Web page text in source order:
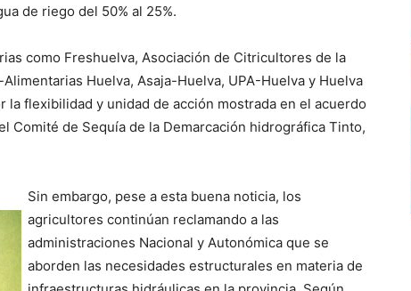
de riego del 50% al 25%.
como Freshuelva, Asociación de Citricultores de la
Huelva, Asaja-Huelva, UPA-Huelva y Huelva
la flexibilidad y unidad de acción mostrada en el acuerdo
Comité de Sequía de la Demarcación hidrográfica Tinto,
Sin embargo, pese a esta buena noticia, los
agricultores continúan reclamando a las
administraciones Nacional y Autonómica que se
aborden las necesidades estructurales en materia de